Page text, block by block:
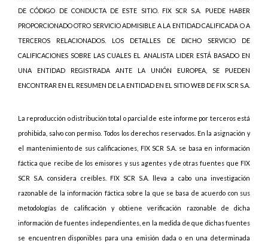
DE CÓDIGO DE CONDUCTA DE ESTE SITIO. FIX SCR S.A. PUEDE HABER
PROPORCIONADO OTRO SERVICIO ADMISIBLE A LA ENTIDAD CALIFICADA O A
TERCEROS RELACIONADOS. LOS DETALLES DE DICHO SERVICIO DE
CALIFICACIONES SOBRE LAS CUALES EL ANALISTA LIDER ESTÁ BASADO EN
UNA ENTIDAD REGISTRADA ANTE LA UNIÓN EUROPEA, SE PUEDEN
ENCONTRAR EN EL RESUMEN DE LA ENTIDAD EN EL SITIO WEB DE FIX SCR S.A.
La reproducción o distribución total o parcial de este informe por terceros está
prohibida, salvo con permiso. Todos los derechos reservados. En la asignación y
el mantenimiento de sus calificaciones, FIX SCR S.A. se basa en información
fáctica que recibe de los emisores y sus agentes y de otras fuentes que FIX
SCR S.A. considera creíbles. FIX SCR S.A. lleva a cabo una investigación
razonable de la información fáctica sobre la que se basa de acuerdo con sus
metodologías de calificación y obtiene verificación razonable de dicha
información de fuentes independientes, en la medida de que dichas fuentes
se encuentren disponibles para una emisión dada o en una determinada